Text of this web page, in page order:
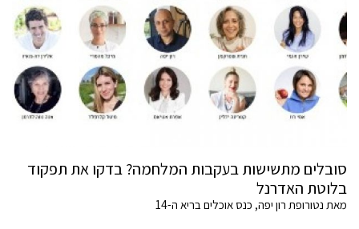
סובלים מתשישות בעקבות המלחמה? בדקו את תפקוד
בלוטת האדרנל
מאת נטורופת רון יפה, כנס אוכלים בריא ה-14